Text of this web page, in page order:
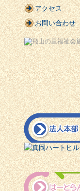
アクセス
お問い合わせ